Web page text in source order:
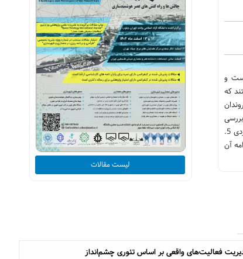
و
که
حس تعلق و فضاهای عمومی شهری و رابطه این پرداخته است. نتایج بررسی‌ها نشان می‌دهد که 1. عوامل کالبدی، 2. عوامل اجتماعی 3. عوامل فرهنگی 4. عوامل فردی 5.
ادامه آن
لیست مقالات
فعالیت‌های واقعی بر اساس تئوری چشم‌انداز